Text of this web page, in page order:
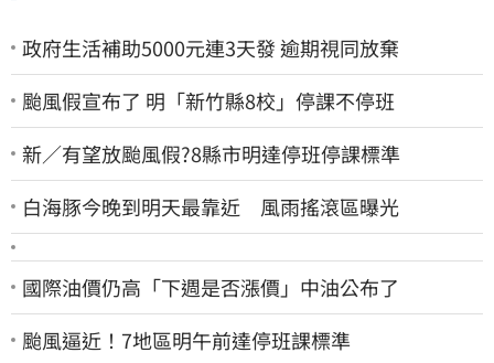
政府生活補助5000元連3天發 逾期視同放棄
颱風假宣布了 明「新竹縣8校」停課不停班
新／有望放颱風假?8縣市明達停班停課標準
白海豚今晚到明天最靠近 風雨搖滾區曝光
國際油價仍高「下週是否漲價」中油公布了
颱風逼近！7地區明午前達停班課標準